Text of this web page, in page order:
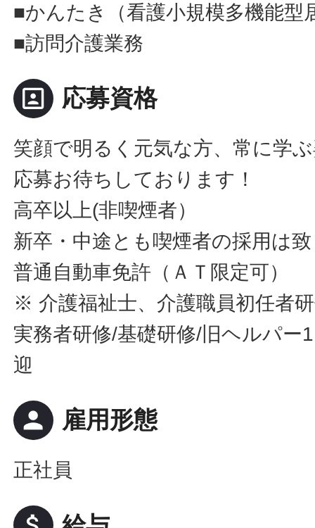
■かんたき（看護小規模多機能型
■訪問介護業務
portrait 応募資格
笑顔で明るく元気な方、常に学
応募お待ちしております！
高卒以上(非喫煙者）
新卒・中途とも喫煙者の採用は
普通自動車免許（ＡＴ限定可）
※ 介護福祉士、介護職員初任者
実務者研修/基礎研修/旧ヘルパー
迎
person 雇用形態
正社員